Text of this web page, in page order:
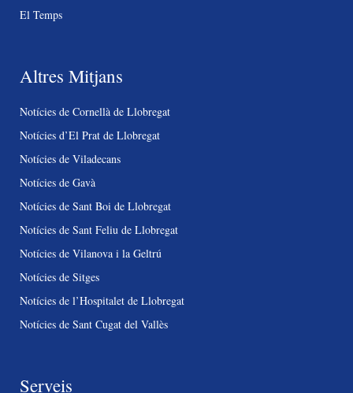
El Temps
Altres Mitjans
Notícies de Cornellà de Llobregat
Notícies d’El Prat de Llobregat
Notícies de Viladecans
Notícies de Gavà
Notícies de Sant Boi de Llobregat
Notícies de Sant Feliu de Llobregat
Notícies de Vilanova i la Geltrú
Notícies de Sitges
Notícies de l’Hospitalet de Llobregat
Notícies de Sant Cugat del Vallès
Serveis